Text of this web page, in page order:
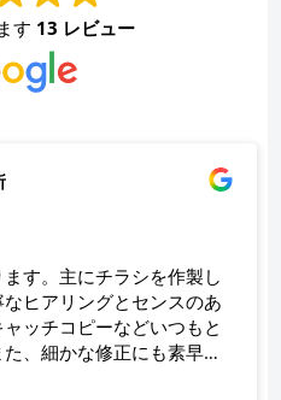
す 13 レビュー
す。主にチラシを作製し
ヒアリングとセンスのあ
ッチコピーなどいつもと
、細かな修正にも素早く
おります。